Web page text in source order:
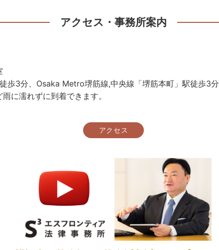
アクセス・事務所案内
歩3分、Osaka Metro堺筋線,中央線「堺筋本町」駅徒歩3分
に濡れずに到着できます。
アクセス